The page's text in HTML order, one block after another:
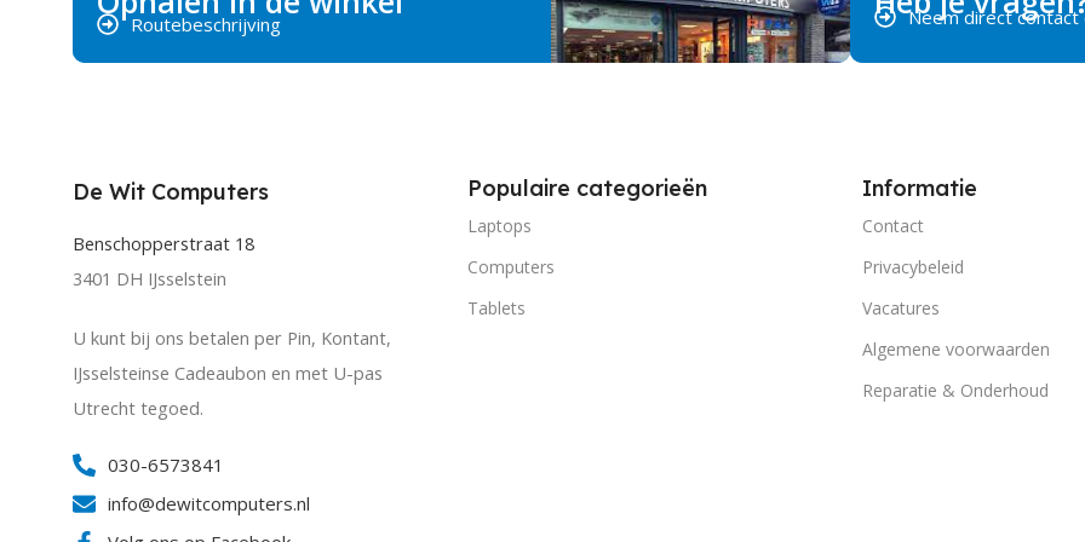
Routebeschrijving Neem direct contact
De Wit Computers
Benschopperstraat 18
3401 DH IJsselstein
U kunt bij ons betalen per Pin, Kontant,
IJsselsteinse Cadeaubon en met U-pas
Utrecht tegoed.
030-6573841
info@dewitcomputers.nl
Populaire categorieën
Laptops
Computers
Tablets
Informatie
Contact
Privacybeleid
Vacatures
Algemene voorwaarden
Reparatie & Onderhoud